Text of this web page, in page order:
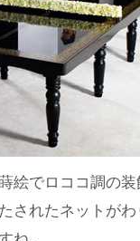
絵でロココ調の
されたネットが